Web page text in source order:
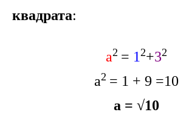
квадрата:
a2 = 1 2+32
a2 = 1 + 9 =10
a = √10